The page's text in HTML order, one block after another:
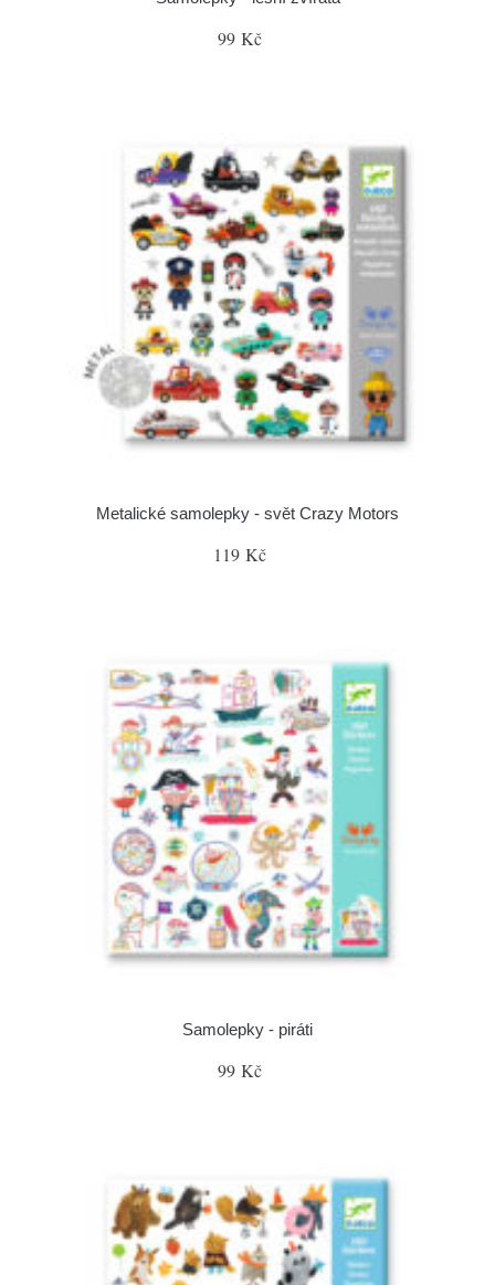
99 Kč
Metalické samolepky - svět Crazy Motors
119 Kč
Samolepky - piráti
99 Kč